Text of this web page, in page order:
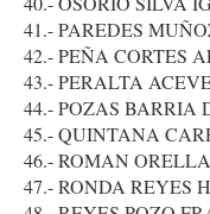
41.- PAREDES
42.- PEÑA CORTES
43.- PERALTA
44.- POZAS BARRIA
45.- QUINTANA
46.- ROMAN
47.- RONDA REYES